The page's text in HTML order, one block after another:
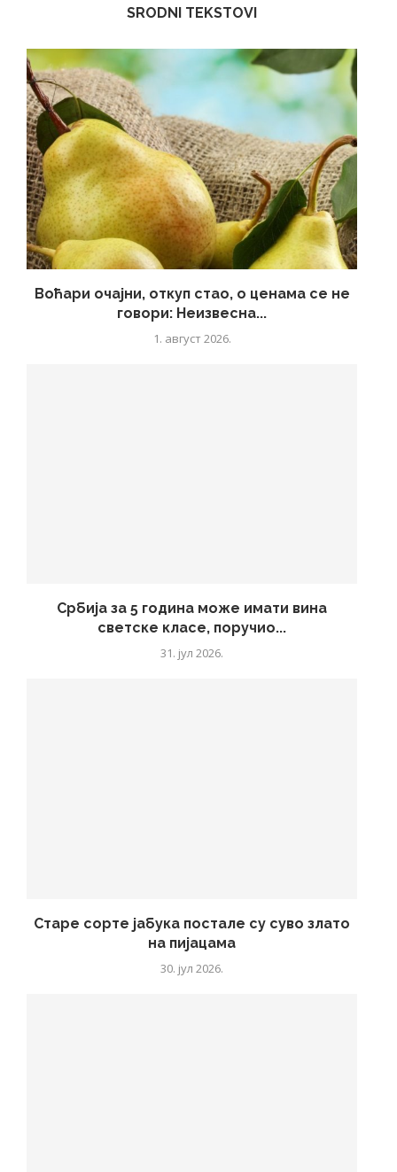
SRODNI TEKSTOVI
Воћари очајни, откуп стао, о ценама се не
говори: Неизвесна...
1. август 2026.
Србија за 5 година може имати вина
светске класе, поручио...
31. јул 2026.
Старе сорте јабука постале су суво злато
на пијацама
30. јул 2026.